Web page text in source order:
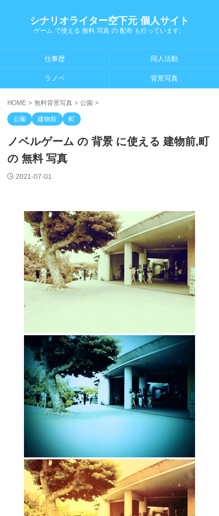
シナリオライター空下元 個人サイト
ゲーム で使える 無料 写真 の 配布 も行っています。
仕事歴 同人活動
ラノベ 背景写真
HOME > 無料背景写真 > 公園 >
公園 建物前 町
ノベルゲーム の 背景 に使える 建物前,町
の 無料 写真
2021-07-01